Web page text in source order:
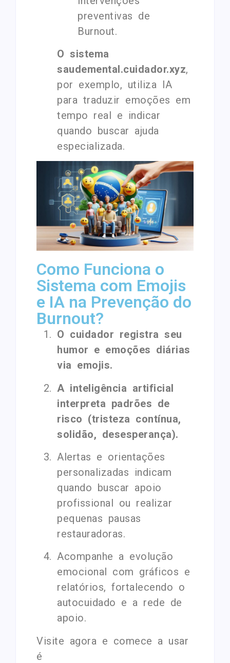
preventivas de
Burnout.
O sistema
saudemental.cuidador.xyz,
por exemplo, utiliza IA
para traduzir emoções em
tempo real e indicar
quando buscar ajuda
especializada.
Como Funciona o
Sistema com Emojis
e IA na Prevenção do
Burnout?
O cuidador registra seu
humor e emoções diárias
via emojis.
A inteligência artificial
interpreta padrões de
risco (tristeza contínua,
solidão, desesperança).
Alertas e orientações
personalizadas indicam
quando buscar apoio
profissional ou realizar
pequenas pausas
restauradoras.
Acompanhe a evolução
emocional com gráficos e
relatórios, fortalecendo o
autocuidado e a rede de
apoio.
Visite agora e comece a usar
é